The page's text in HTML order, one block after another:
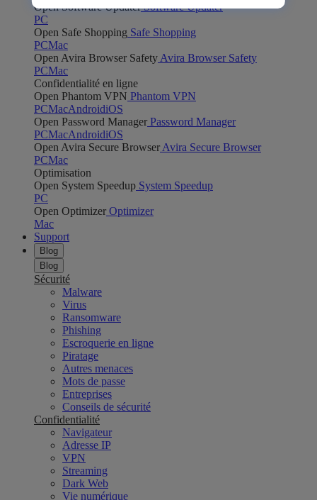
Open Software UpdaterSoftware Updater
PC
Open Safe Shopping Safe Shopping
PCMac
Open Avira Browser Safety Avira Browser Safety
PCMac
Confidentialité en ligne
Open Phantom VPN Phantom VPN
PCMacAndroidiOS
Open Password Manager Password Manager
PCMacAndroidiOS
Open Avira Secure Browser Avira Secure Browser
PCMac
Optimisation
Open System Speedup System Speedup
PC
Open Optimizer Optimizer
Mac
Support
Blog
Blog
Sécurité
Malware
Virus
Ransomware
Phishing
Escroquerie en ligne
Piratage
Autres menaces
Mots de passe
Entreprises
Conseils de sécurité
Confidentialité
Navigateur
Adresse IP
VPN
Streaming
Dark Web
Vie numérique